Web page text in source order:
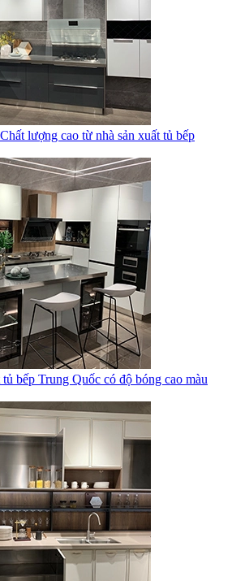
lượng cao từ nhà sản xuất tủ bếp
bếp Trung Quốc có độ bóng cao màu